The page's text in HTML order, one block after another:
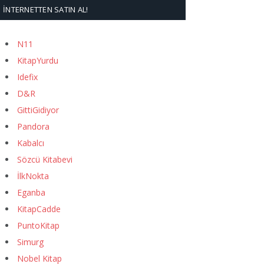
İNTERNETTEN SATIN AL!
N11
KitapYurdu
Idefix
D&R
GittiGidiyor
Pandora
Kabalcı
Sözcü Kitabevi
İlkNokta
Eganba
KitapCadde
PuntoKitap
Simurg
Nobel Kitap